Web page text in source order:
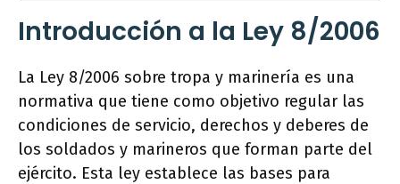
Introducción a la Ley 8/2006
La Ley 8/2006 sobre tropa y marinería es una
normativa que tiene como objetivo regular las
condiciones de servicio, derechos y deberes de
los soldados y marineros que forman parte del
ejército. Esta ley establece las bases para